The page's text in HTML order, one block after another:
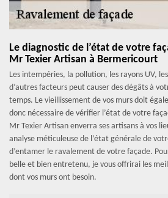
Le diagnostic de l’état de votre
Mr Texier Artisan à Bermericourt
Les intempéries, la pollution, les rayons UV,
d’autres facteurs peut causer des dégâts à
temps. Le vieillissement de vos murs doit
donc nécessaire de vérifier l’état de votre
Mr Texier Artisan enverra ses artisans à vos
analyse méticuleuse de l’état générale de
d’entamer le ravalement de votre façade.
belle et bien entretenu, je vous offrirai les
dont vos murs ont besoin.